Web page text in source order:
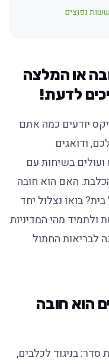
נפוצים
או המלצה
לדעת!
יודעים כמה אתם
ודואגים
בשיחות עם
האם הוא חובה
בואו נצלול יחד
ולתמיד מהי המדיניות
לבריאות החתול
הוא חובה
בניגוד לכלבים,